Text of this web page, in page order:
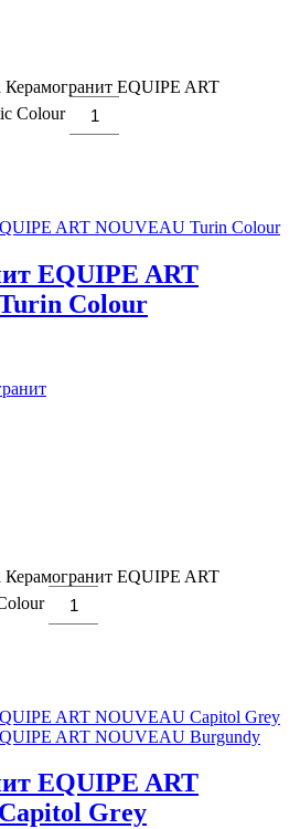
Керамогранит EQUIPE ART
Colour
EQUIPE ART
Colour
Керамогранит EQUIPE ART
EQUIPE ART
Grey